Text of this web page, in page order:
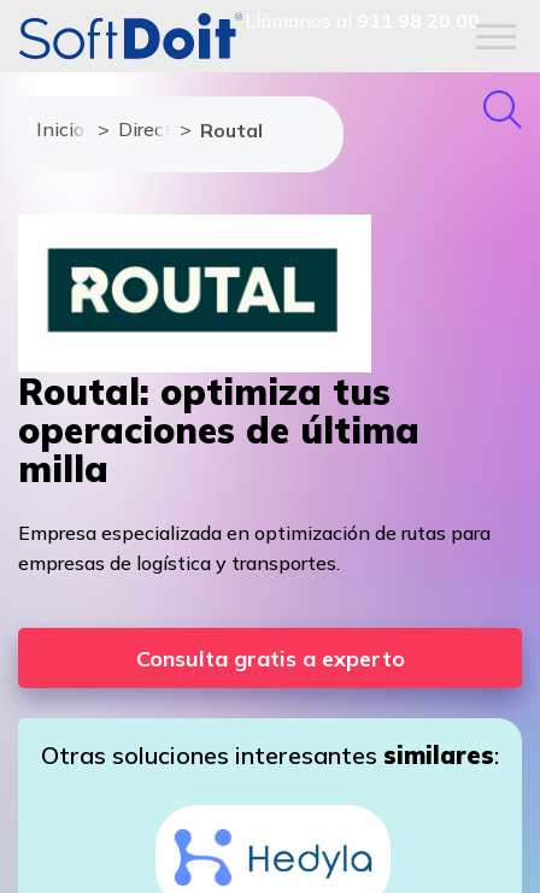
911 98 20 00
Inicio Directorio de proveedores
Routal
Routal: optimiza tus
operaciones de última
milla
Empresa especializada en optimización de rutas para
empresas de logística y transportes.
Consulta gratis a experto
Otras soluciones interesantes similares: